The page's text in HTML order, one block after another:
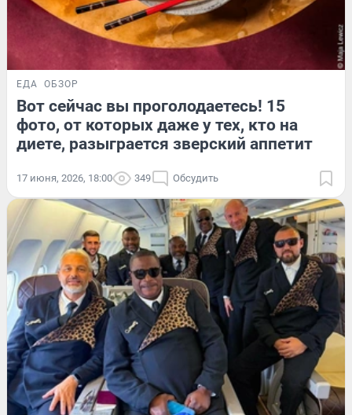
ЕДА ОБЗОР
Вот сейчас вы проголодаетесь! 15
фото, от которых даже у тех, кто на
диете, разыграется зверский аппетит
17 июня, 2026, 18:00 349 Обсудить